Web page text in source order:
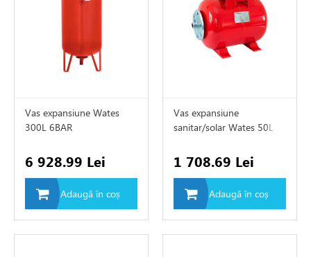
Vas expansiune Wates
300L 6BAR
6 928.99 Lei
Adaugă în coș
Vas expansiune
sanitar/solar Wates 50L
1 708.69 Lei
Adaugă în coș